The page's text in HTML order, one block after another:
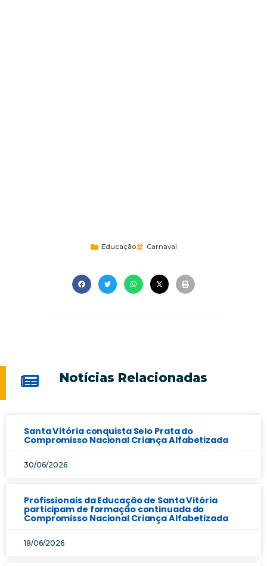
Educação Carnaval
Notícias Relacionadas
Santa Vitória conquista Selo Prata do
Compromisso Nacional Criança Alfabetizada
30/06/2026
Profissionais da Educação de Santa Vitória
participam de formação continuada do
Compromisso Nacional Criança Alfabetizada
18/06/2026